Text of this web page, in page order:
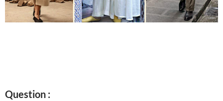
Question :